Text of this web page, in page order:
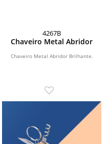
4267B
Chaveiro Metal Abridor
Chaveiro Metal Abridor Brilhante.